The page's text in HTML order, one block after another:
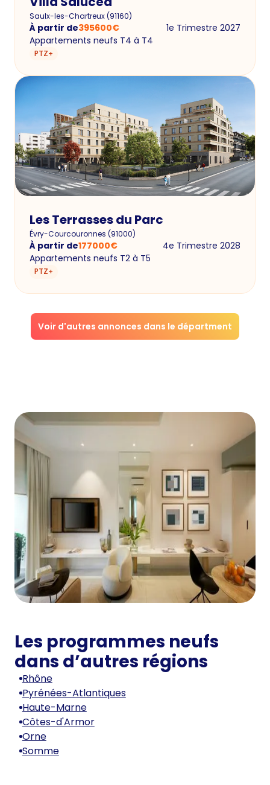
Saulx-les-Chartreux(91160)
À partir de395600€
1e Trimestre 2027
Appartements neufs T4 à T4
PTZ+
Les Terrasses du Parc
Évry-Courcouronnes (91000)
À partir de177000€
4e Trimestre 2028
Appartements neufs T2 à T5
PTZ+
Voir d'autres annonces dans le départment
Les programmes neufs
dans d’autres régions
Rhône
Pyrénées-Atlantiques
Haute-Marne
Côtes-d'Armor
Orne
Somme